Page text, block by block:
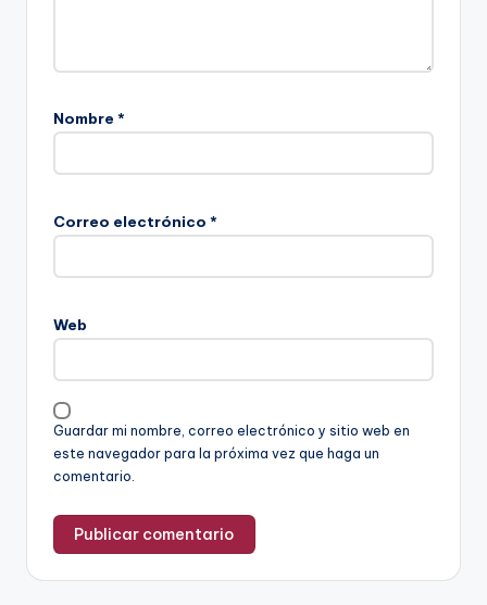
Nombre *
Correo electrónico *
Web
Guardar mi nombre, correo electrónico y sitio web en
este navegador para la próxima vez que haga un
comentario.